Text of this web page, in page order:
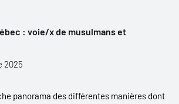
: voie/x de musulmans et
2025
panorama des différentes manières dont